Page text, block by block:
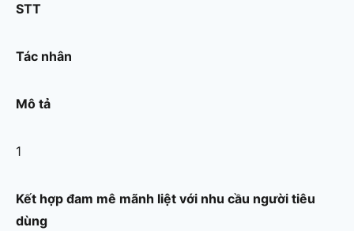
STT
Tác nhân
Mô tả
1
Kết hợp đam mê mãnh liệt với nhu cầu người tiêu
dùng